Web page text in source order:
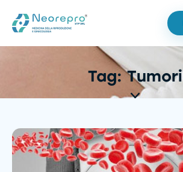
Tag: Tumori